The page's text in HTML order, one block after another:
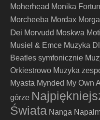
Moherhead Monika
Morcheeba Mordax
Dei Morvudd Moskwa
Musiel & Emce Muzyka
Beatles symfonicznie
Orkiestrowo Muzyka
Myasta Mynded My Own
górze
Świata Nanga